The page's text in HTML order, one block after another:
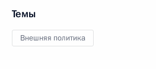
Темы
Внешняя политика